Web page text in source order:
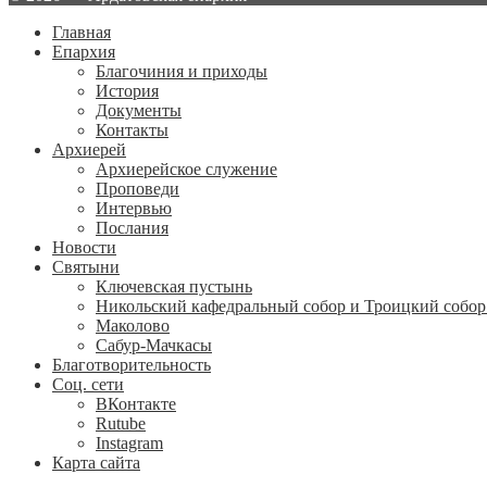
Главная
Епархия
Благочиния и приходы
История
Документы
Контакты
Архиерей
Архиерейское служение
Проповеди
Интервью
Послания
Новости
Святыни
Ключевская пустынь
Никольский кафедральный собор и Троицкий собор
Маколово
Сабур-Мачкасы
Благотворительность
Соц. сети
ВКонтакте
Rutube
Instagram
Карта сайта